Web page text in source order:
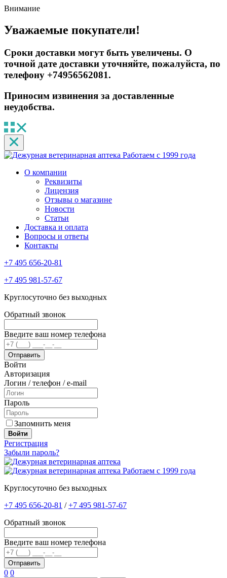
Внимание
Уважаемые покупатели!
Сроки доставки могут быть увеличены. О
точной дате доставки уточняйте, пожалуйста, по
телефону +74956562081.
Приносим извинения за доставленные
неудобства.
Работаем с 1999 года
О компании
Реквизиты
Лицензия
Отзывы о магазине
Новости
Статьи
Доставка и оплата
Вопросы и ответы
Контакты
+7 495 656-20-81
+7 495 981-57-67
Круглосуточно без выходных
Обратный звонок
Введите ваш номер телефона
Войти
Авторизация
Логин / телефон / e-mail
Пароль
Запомнить меня
Войти
Регистрация
Забыли пароль?
Работаем с 1999 года
Круглосуточно без выходных
+7 495 656-20-81 /+7 495 981-57-67
Обратный звонок
Введите ваш номер телефона
0 0